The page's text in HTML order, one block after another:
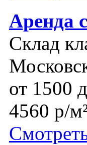
Аренда
Склад
от 1500
4560 р/